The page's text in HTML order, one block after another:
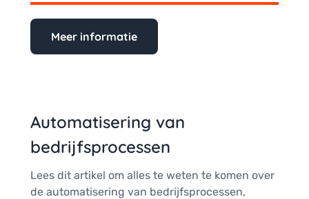
Meer informatie
Automatisering van
bedrijfsprocessen
Lees dit artikel om alles te weten te komen over
de automatisering van bedrijfsprocessen,